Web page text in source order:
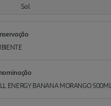
Sal
ENERGY BANANA MORANGO